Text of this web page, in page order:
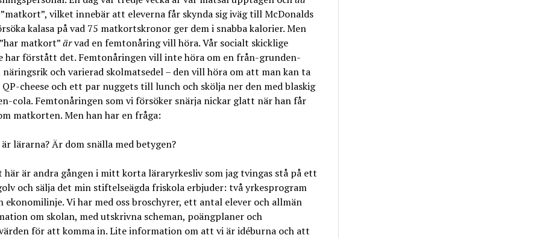
vilket innebär att eleverna får skynda sig iväg till McDonalds
kalasa på vad 75 matkortskronor ger dem i snabba kalorier. Men
matkort”ärvad en femtonåring vill höra. Vår socialt skicklige
har förstått det. Femtonåringen vill inte höra om en från-grunden-
näringsrik och varierad skolmatsedel – den vill höra om att man kan ta
QP-cheese och ett par nuggets till lunch och skölja ner den med blaskig
cola. Femtonåringen som vi försöker snärja nickar glatt när han får
matkorten. Men han har en fråga:
lärarna? Är dom snälla med betygen?
är andra gången i mitt korta läraryrkesliv som jag tvingas stå på ett
och sälja det min stiftelseägda friskola erbjuder: två yrkesprogram
ekonomilinje. Vi har med oss broschyrer, ett antal elever och allmän
om skolan, med utskrivna scheman, poängplaner och
för att komma in. Lite information om att vi är idéburna och att